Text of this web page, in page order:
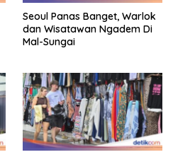
Seoul Panas Banget, Warlok
dan Wisatawan Ngadem Di
Mal-Sungai